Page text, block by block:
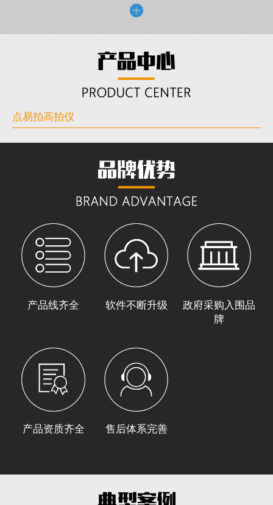
点易拍高拍仪
产品线齐全 软件不断升级
政府采购入围品
牌
产品资质齐全 售后体系完善